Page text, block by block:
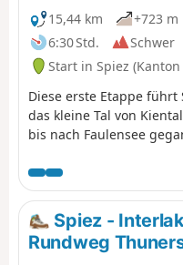
15,44 km
+723 m
6:30 Std.
Schwer
Start in Spiez
Diese erste Etappe führt
das kleine Tal von
bis nach Faulensee
pyramidenförmigen
Steigung der
wird Sie beeindrucken.
Ruhe genießen.
Spiez -
Rundweg